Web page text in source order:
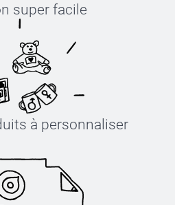
super facile
à personnaliser